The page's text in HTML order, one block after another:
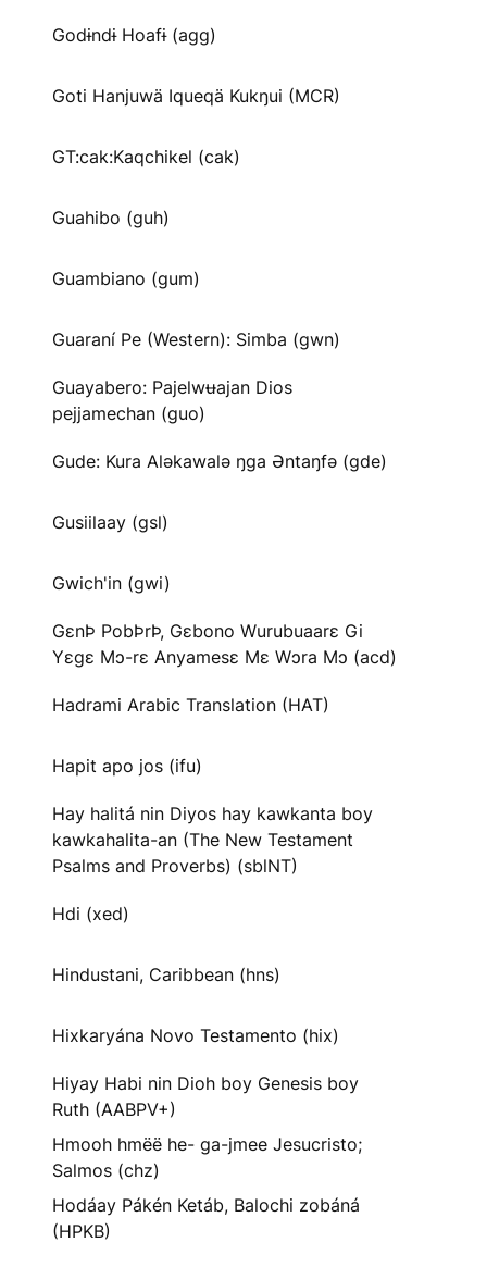
Godɨndɨ Hoafɨ (agg)
Goti Hanjuwä Iqueqä Kukŋui (MCR)
GT:cak:Kaqchikel (cak)
Guahibo (guh)
Guambiano (gum)
Guaraní Pe (Western): Simba (gwn)
Guayabero: Pajelwʉajan Dios
pejjamechan (guo)
Gude: Kura Aləkawalə ŋga Əntaŋfə (gde)
Gusiilaay (gsl)
Gwich'in (gwi)
GɛnÞ PobÞrÞ, Gɛbono Wurubuaarɛ Gi
Yɛgɛ Mɔ-rɛ Anyamesɛ Mɛ Wɔra Mɔ (acd)
Hadrami Arabic Translation (HAT)
Hapit apo jos (ifu)
Hay halitá nin Diyos hay kawkanta boy
kawkahalita-an (The New Testament
Psalms and Proverbs) (sblNT)
Hdi (xed)
Hindustani, Caribbean (hns)
Hixkaryána Novo Testamento (hix)
Hiyay Habi nin Dioh boy Genesis boy
Ruth (AABPV+)
Hmooh hmëë he- ga-jmee Jesucristo;
Salmos (chz)
Hodáay Pákén Ketáb, Balochi zobáná
(HPKB)